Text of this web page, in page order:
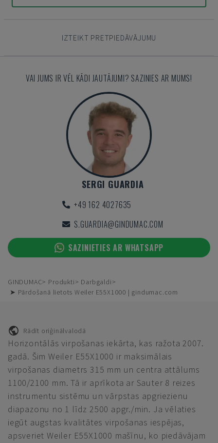
IZTEIKT PRETPIEDĀVĀJUMU
VAI JUMS IR VĒL KĀDI JAUTĀJUMI? SAZINIES AR MUMS!
SERGI GUARDIA
+49 162 4027635
S.GUARDIA@GINDUMAC.COM
SAZINIETIES AR WHATSAPP
GINDUMAC Produkti
Darbgaldi
➤ Pārdošanā lietots Weiler E55X1000 | gindumac.com
Rādīt oriģinālvalodā
Horizontālās virpošanas iekārta, kas ražota 2007.
gadā. Šim Weiler E55X1000 ir maksimālais
virpošanas diametrs 315 mm un centra attālums
1100/2100 mm. Tā ir aprīkota ar Sauter 8 reizes
instrumentu sistēmu un vārpstas apgriezienu
diapazonu no 1 līdz 2500 apgr./min. Ja vēlaties
iegūt augstas kvalitātes virpošanas iespējas,
apsveriet Weiler E55X1000 mašīnu, ko piedāvājam